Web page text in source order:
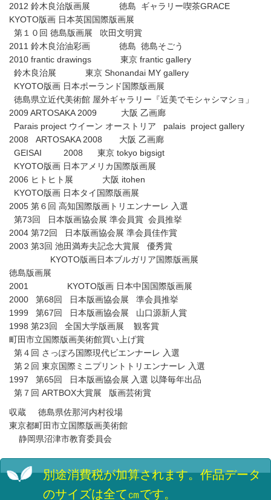
2012 鈴木良治版画展 徳島 ギャラリー喫茶GRACE
KYOTO版画 日本英国国際版画展
第１０回 徳島版画展 吹田文明賞
2011 鈴木良治油彩画 徳島 徳島そごう
2010 frantic drawings 東京 frantic gallery
鈴木良治展 東京 Shonandai MY gallery
KYOTO版画 日本ポーランド国際版画展
徳島県立近代美術館 屋外ギャラリー『近美でモシャシマショ」
2009 ARTOSAKA 2009 大阪 乙画廊
Parais project ウイーン オーストリア palais project gallery
2008 ARTOSAKA 2008 大阪 乙画廊
GEISAI 2008 東京 tokyo bigsigt
KYOTO版画 日本アメリカ国際版画展
2006 ヒトヒト展 大阪 itohen
KYOTO版画 日本タイ国際版画展
2005 第６回 高知国際版画トリエンナーレ 入選
第73回 日本版画協会展 準会員賞 会員推挙
2004 第72回 日本版画協会展 準会員佳作賞
2003 第3回 池田満寿夫記念大賞展 優秀賞
KYOTO版画日本ブルガリア国際版画展
徳島版画展
2001 KYOTO版画 日本中国国際版画展
2000 第68回 日本版画協会展 準会員推挙
1999 第67回 日本版画協会展 山口源新人賞
1998 第23回 全国大学版画展 観客賞
町田市立国際版画美術館買い上げ賞
第４回 さっぽろ国際現代ビエンナーレ 入選
第２回 東京国際ミニプリントトリエンナーレ 入選
1997 第65回 日本版画協会展 入選 以降毎年出品
第７回 ARTBOX大賞展 版画芸術賞
収蔵 徳島県佐那河内村役場
東京都町田市立国際版画美術館
静岡県沼津市教育委員会
別途消費税が加算されます。作品データ
のサイズは全て㎝です。